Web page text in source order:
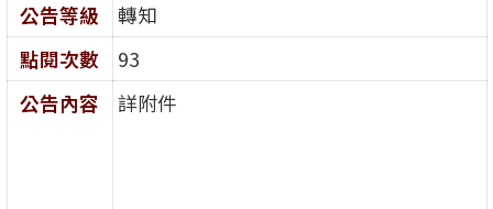
公告等級
轉知
點閱次數
93
公告內容
詳附件